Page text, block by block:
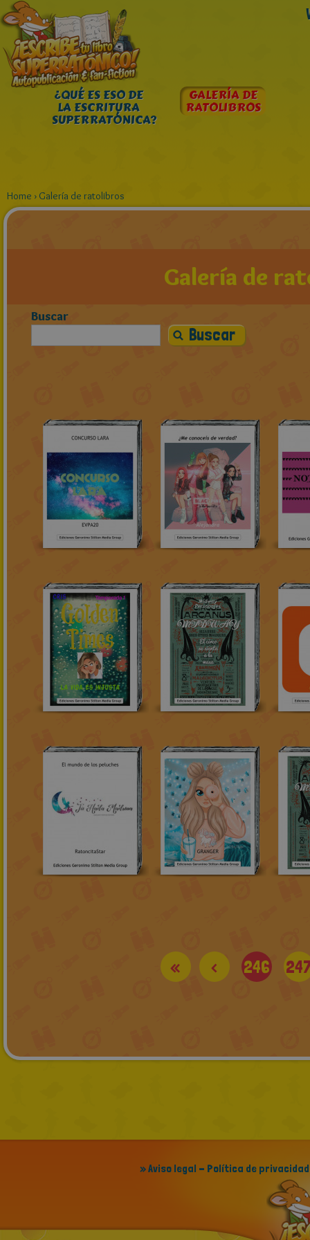
¿QUÉ ES ESO DE
LA ESCRITURA
SUPERRATÓNICA?
GALERÍA DE
RATOLIBROS
Home › Galería de ratolibros
Galería de
Buscar
« < 246
» Aviso legal - Política de privacidad